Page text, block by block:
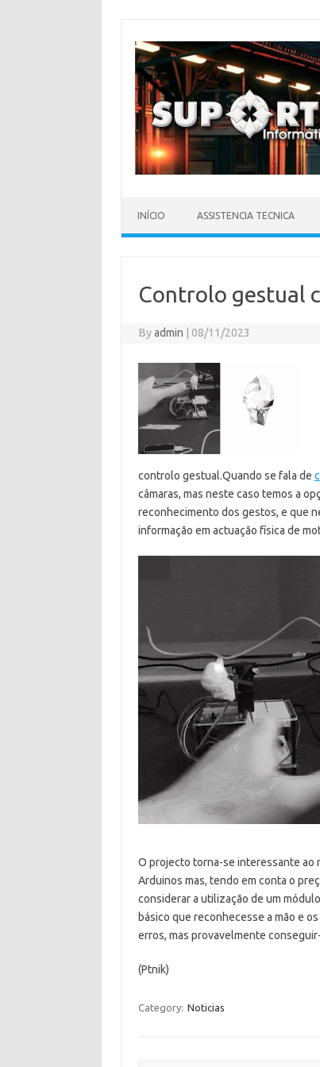
content
INÍCIO ASSISTENCIA TECNICA
Controlo gestual
Byadmin 08/11/2023
controlo gestual.Quando se fala de
câmaras, mas neste caso temos a
reconhecimento dos gestos, e que
informação em actuação física de
O projecto torna-se interessante ao
Arduinos mas, tendo em conta o
considerar a utilização de um
básico que reconhecesse a mão e
erros, mas provavelmente
(Ptnik)
Category: Noticias